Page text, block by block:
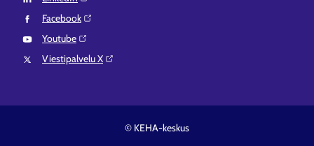
Facebook⁠
Youtube⁠
Viestipalvelu X⁠
© KEHA-keskus